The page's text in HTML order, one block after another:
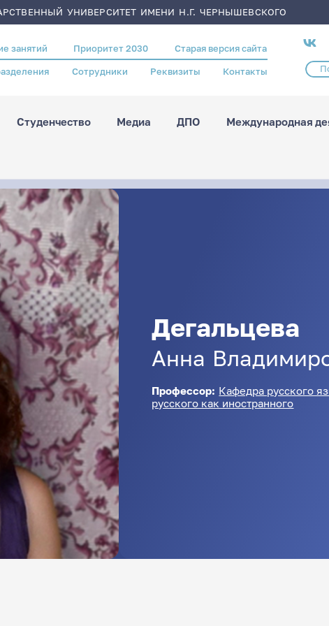
УНИВЕРСИТЕТ ИМЕНИ Н.Г. ЧЕРНЫШЕВСКОГО
занятий Приоритет 2030 Старая версия сайта
Сотрудники Реквизиты Контакты
сети
Студенчество Медиа ДПО Международная
Дегальцева
Анна
Профессор: Кафедра русского
русского как иностранного